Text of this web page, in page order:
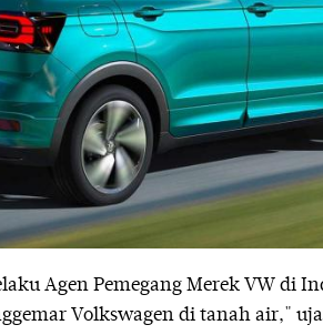
Agen Pemegang Merek VW di
Volkswagen di tanah air,"